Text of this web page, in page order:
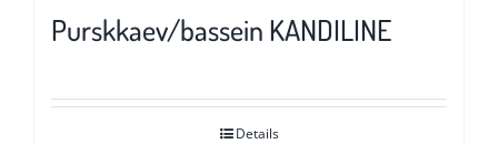
Purskkaev/bassein KANDILINE
Details